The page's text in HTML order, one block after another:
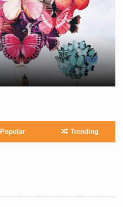
Popular Trending